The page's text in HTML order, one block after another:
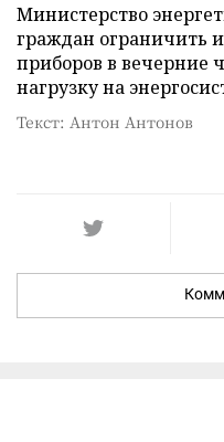
Министерство
граждан ограничить
приборов в вечерние
нагрузку на
Текст: Антон Антонов